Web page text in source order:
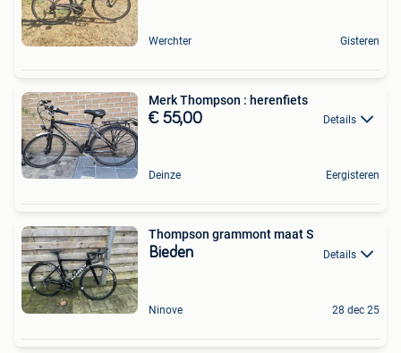
Werchter Gisteren
Merk Thompson : herenfiets
€ 55,00 Details
Deinze Eergisteren
Thompson grammont maat S
Bieden Details
Ninove 28 dec 25